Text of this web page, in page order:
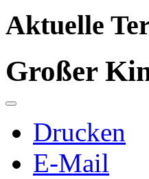
Aktuelle
Großer
Drucken
E-Mail